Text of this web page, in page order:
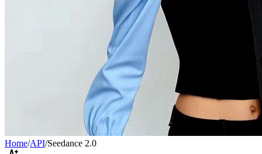
Home/API/Seedance 2.0